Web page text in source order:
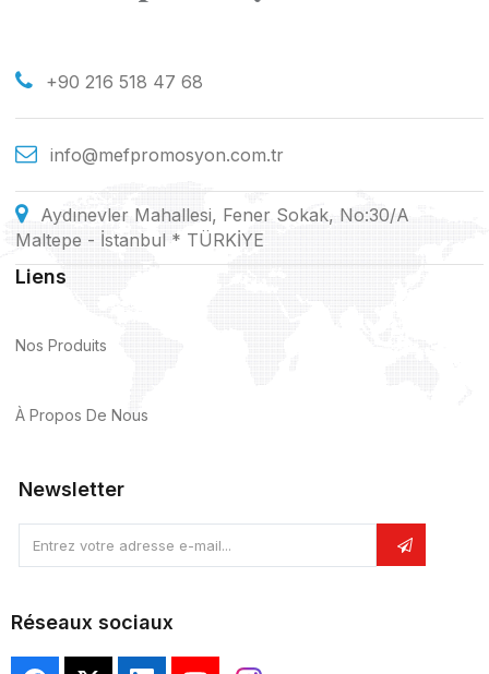
+90 216 518 47 68
info@mefpromosyon.com.tr
Aydınevler Mahallesi, Fener Sokak, No:30/A
Maltepe - İstanbul * TÜRKİYE
Liens
Nos Produits
À Propos De Nous
Newsletter
Réseaux sociaux